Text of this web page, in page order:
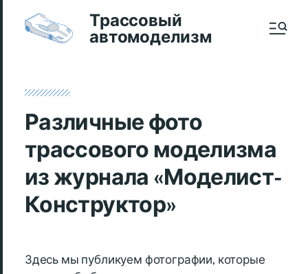
Трассовый
автомоделизм
Различные фото
трассового моделизма
из журнала «Моделист-
Конструктор»
Здесь мы публикуем фотографии, которые